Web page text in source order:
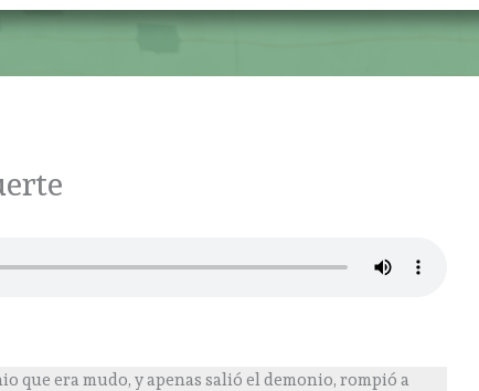
que era mudo, y apenas salió el demonio, rompió a